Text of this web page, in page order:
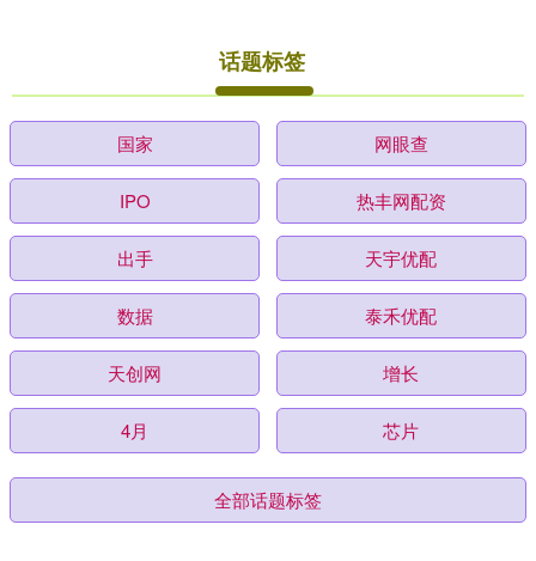
话题标签
国家 网眼查
IPO 热丰网配资
出手 天宇优配
数据 泰禾优配
天创网 增长
4月 芯片
全部话题标签